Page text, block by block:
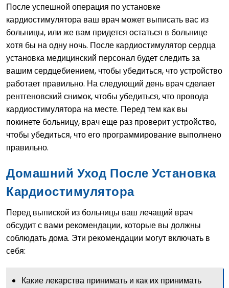
После успешной операция по установке
кардиостимулятора ваш врач может выписать вас из
больницы, или же вам придется остаться в больнице
хотя бы на одну ночь. После кардиостимулятор сердца
установка медицинский персонал будет следить за
вашим сердцебиением, чтобы убедиться, что устройство
работает правильно. На следующий день врач сделает
рентгеновский снимок, чтобы убедиться, что провода
кардиостимулятора на месте. Перед тем как вы
покинете больницу, врач еще раз проверит устройство,
чтобы убедиться, что его программирование выполнено
правильно.
Домашний Уход После Установка
Кардиостимулятора
Перед выпиской из больницы ваш лечащий врач
обсудит с вами рекомендации, которые вы должны
соблюдать дома. Эти рекомендации могут включать в
себя:
Какие лекарства принимать и как их принимать